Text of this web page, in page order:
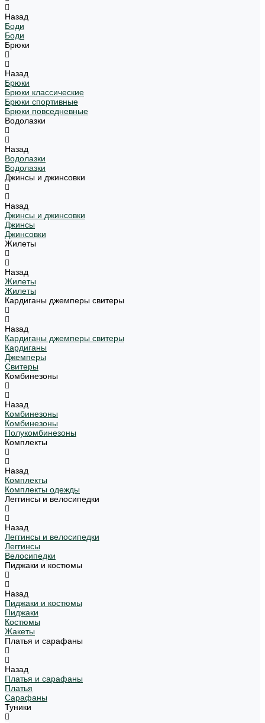
Назад
Боди
Боди
Брюки
Назад
Брюки
Брюки классические
Брюки спортивные
Брюки повседневные
Водолазки
Назад
Водолазки
Водолазки
Джинсы и джинсовки
Назад
Джинсы и джинсовки
Джинсы
Джинсовки
Жилеты
Назад
Жилеты
Жилеты
Кардиганы джемперы свитеры
Назад
Кардиганы джемперы свитеры
Кардиганы
Джемперы
Свитеры
Комбинезоны
Назад
Комбинезоны
Комбинезоны
Полукомбинезоны
Комплекты
Назад
Комплекты
Комплекты одежды
Леггинсы и велосипедки
Назад
Леггинсы и велосипедки
Леггинсы
Велосипедки
Пиджаки и костюмы
Назад
Пиджаки и костюмы
Пиджаки
Костюмы
Жакеты
Платья и сарафаны
Назад
Платья и сарафаны
Платья
Сарафаны
Туники